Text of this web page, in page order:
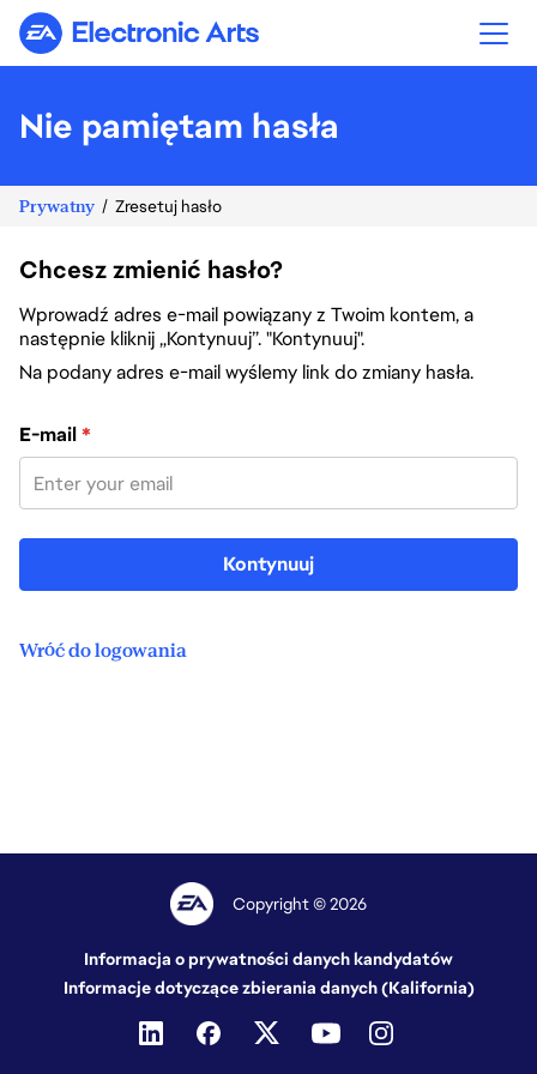
Electronic Arts
Nie pamiętam hasła
Prywatny Zresetuj hasło
Chcesz zmienić hasło?
Wprowadź adres e-mail powiązany z Twoim kontem, a
następnie kliknij „Kontynuuj”. "Kontynuuj".
Na podany adres e-mail wyślemy link do zmiany hasła.
Zresetuj hasło za pomocą adresu e-mail
E-mail*
Kontynuuj
Wróć do logowania
Copyright © 2026
Informacja o prywatności danych kandydatów
Informacje dotyczące zbierania danych (Kalifornia)